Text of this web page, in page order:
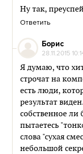
Ну так,
Ответить
Борис
28.11.2015
Я думаю, что
строчат на
есть люди,
результат
собственное ли
пытаетесь
слова "сухая
небольшой